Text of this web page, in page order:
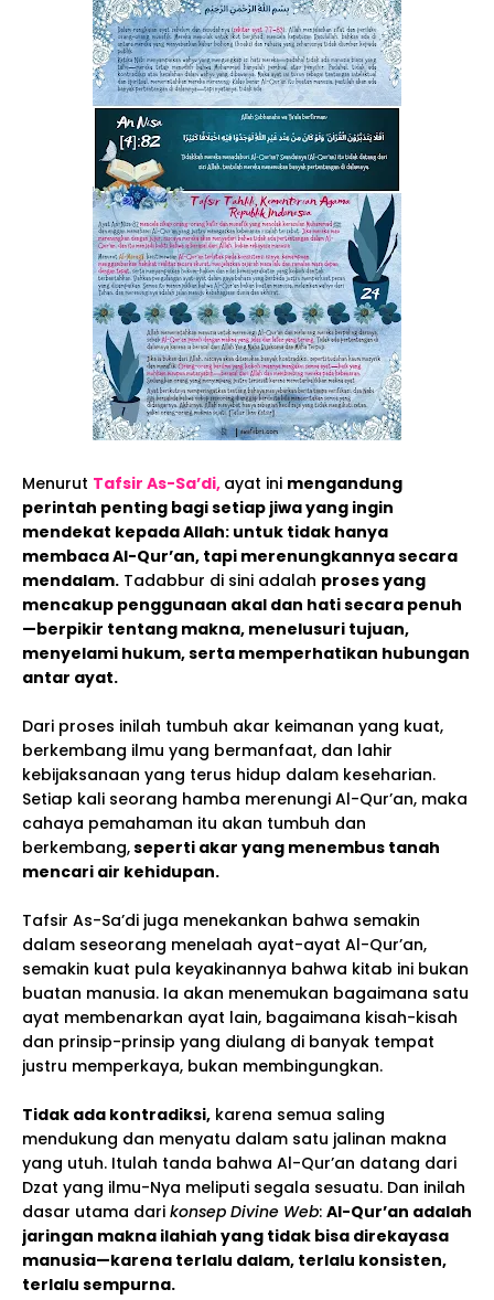
Menurut Tafsir As-Sa’di, ayat ini mengandung
perintah penting bagi setiap jiwa yang ingin
mendekat kepada Allah: untuk tidak hanya
membaca Al-Qur’an, tapi merenungkannya secara
mendalam. Tadabbur di sini adalah proses yang
mencakup penggunaan akal dan hati secara penuh
—berpikir tentang makna, menelusuri tujuan,
menyelami hukum, serta memperhatikan hubungan
antar ayat.
Dari proses inilah tumbuh akar keimanan yang kuat,
berkembang ilmu yang bermanfaat, dan lahir
kebijaksanaan yang terus hidup dalam keseharian.
Setiap kali seorang hamba merenungi Al-Qur’an, maka
cahaya pemahaman itu akan tumbuh dan
berkembang,seperti akar yang menembus tanah
mencari air kehidupan.
Tafsir As-Sa’di juga menekankan bahwa semakin
dalam seseorang menelaah ayat-ayat Al-Qur’an,
semakin kuat pula keyakinannya bahwa kitab ini bukan
buatan manusia. Ia akan menemukan bagaimana satu
ayat membenarkan ayat lain, bagaimana kisah-kisah
dan prinsip-prinsip yang diulang di banyak tempat
justru memperkaya, bukan membingungkan.
Tidak ada kontradiksi, karena semua saling
mendukung dan menyatu dalam satu jalinan makna
yang utuh. Itulah tanda bahwa Al-Qur’an datang dari
Dzat yang ilmu-Nya meliputi segala sesuatu. Dan inilah
dasar utama dari konsep Divine Web: Al-Qur’an adalah
jaringan makna ilahiah yang tidak bisa direkayasa
manusia—karena terlalu dalam, terlalu konsisten,
terlalu sempurna.